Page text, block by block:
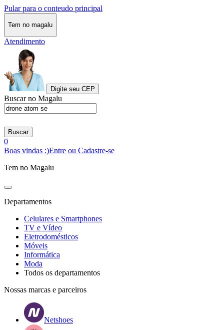
Pular para o conteudo principal
Tem no magalu
Atendimento
Digite seu CEP
Buscar no Magalu
Buscar
0
Boas vindas :)Entre ou Cadastre-se
Tem no Magalu
Departamentos
Celulares e Smartphones
TV e Vídeo
Eletrodomésticos
Móveis
Informática
Moda
Todos os departamentos
Nossas marcas e parceiros
Netshoes